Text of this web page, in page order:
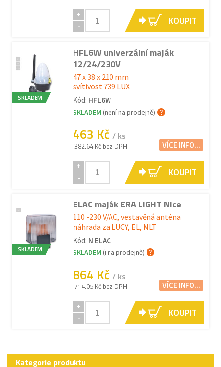
+
-
KOUPIT
SKLADEM
HFL6W univerzální maják
12/24/230V
47 x 38 x 210 mm
svítivost 739 LUX
Kód: HFL6W
SKLADEM (není na prodejně)
463 Kč / ks
382.64 Kč bez DPH VÍCE INFO...
+
-
KOUPIT
SKLADEM
ELAC maják ERA LIGHT Nice
110 -230 V/AC, vestavěná anténa
náhrada za LUCY, EL, MLT
Kód: N ELAC
SKLADEM (i na prodejně)
864 Kč / ks
714.05 Kč bez DPH VÍCE INFO...
+
-
KOUPIT
Kategorie produktu